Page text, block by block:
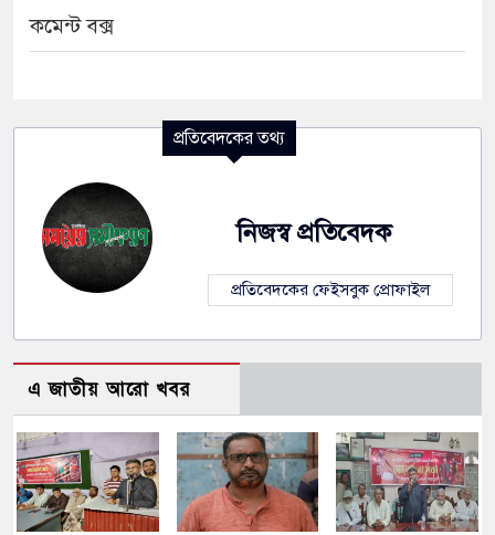
কমেন্ট বক্স
প্রতিবেদকের তথ্য
নিজস্ব প্রতিবেদক
প্রতিবেদকের ফেইসবুক প্রোফাইল
এ জাতীয় আরো খবর